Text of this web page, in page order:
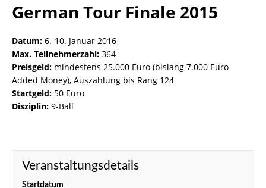
German Tour Finale 2015
Datum: 6.-10. Januar 2016
Max. Teilnehmerzahl: 364
Preisgeld: mindestens 25.000 Euro (bislang 7.000 Euro
Added Money), Auszahlung bis Rang 124
Startgeld: 50 Euro
Disziplin: 9-Ball
Veranstaltungsdetails
Startdatum